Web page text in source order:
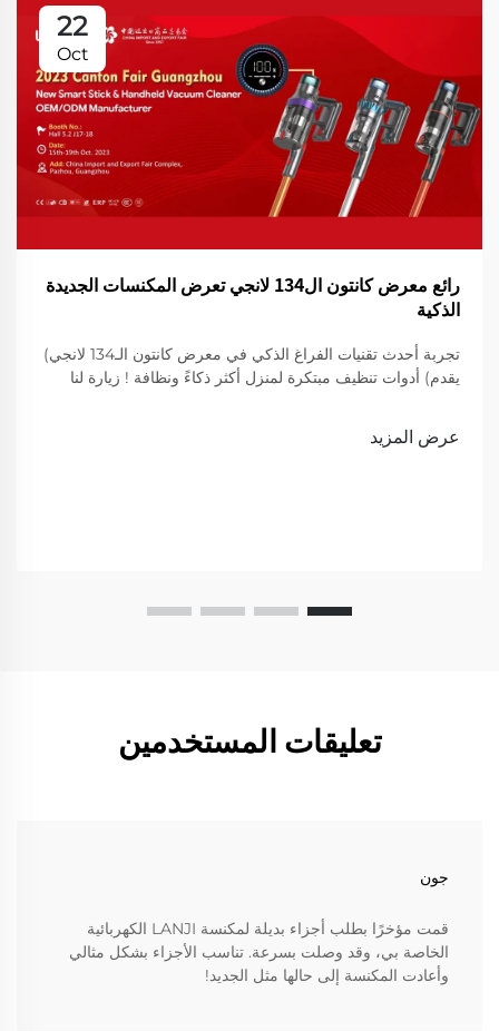
22
Oct
رائع معرض كانتون ال134 لانجي تعرض المكنسات الجديدة
الذكية
تجربة أحدث تقنيات الفراغ الذكي في معرض كانتون الـ134 لانجي)
يقدم) أدوات تنظيف مبتكرة لمنزل أكثر ذكاءً ونظافة ! زيارة لنا
عرض المزيد
تعليقات المستخدمين
جون
قمت مؤخرًا بطلب أجزاء بديلة لمكنسة LANJI الكهربائية
الخاصة بي، وقد وصلت بسرعة. تناسب الأجزاء بشكل مثالي
وأعادت المكنسة إلى حالها مثل الجديد!